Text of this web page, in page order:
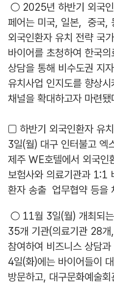
○ 2025년 하반기 외국
페어는 미국, 일본, 중국,
외국인환자 유치 전략 국
바이어를 초청하여 한국
상담을 통해 비수도권 지
유치사업 인지도를 향상시
채널을 확대하고자 마련됐
□ 하반기 외국인환자 유
3일(월) 대구 인터불고 엑
제주 WE호텔에서 외국인
보험사와 의료기관과 1:1
환자 송출 업무협약 등을
○ 11월 3일(월) 개최되
35개 기관(의료기관 28개
참여하여 비즈니스 상담
4일(화)에는 바이어들이
방문하고, 대구문화예술